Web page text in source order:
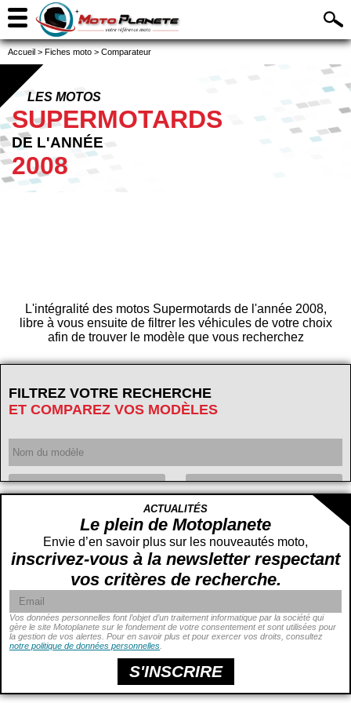
Accueil > Fiches moto > Comparateur
LES MOTOS
SUPERMOTARDS
DE L'ANNÉE
2008
L'intégralité des motos Supermotards de l'année 2008,
libre à vous ensuite de filtrer les véhicules de votre choix
afin de trouver le modèle que vous recherchez
FILTREZ VOTRE RECHERCHE
ET COMPAREZ VOS MODÈLES
Cylindrée
cc
Puissance
ch -
Prix
cm -
ACTUALITÉS
Le plein de Motoplanete
Envie d’en savoir plus sur les nouveautés moto,
inscrivez-vous à la newsletter respectant
vos critères de recherche.
Vos données personnelles font l’objet d’un traitement informatique par la société qui
gère le site Motoplanete sur le fondement de votre consentement et sont utilisées pour
la gestion de vos alertes. Pour en savoir plus et pour exercer vos droits, consultez
notre politique de données personnelles
S'INSCRIRE